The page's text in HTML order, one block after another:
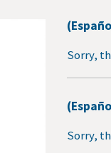
Sorry,
Sorry,